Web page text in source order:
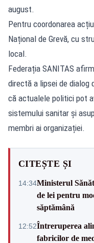
august.
Pentru coordonarea
Național de Grevă, cu
local.
Federația SANITAS
directă a lipsei de dialog
că actualele politici pot
sistemului sanitar și
membri ai organizației.
CITEȘTE ȘI
14:34Ministerul
de lei pentru
săptămână
12:52Întreruperea
fabricilor de